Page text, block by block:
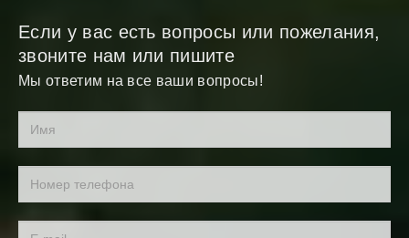
Если у вас есть вопросы или пожелания,
звоните нам или пишите
Мы ответим на все ваши вопросы!